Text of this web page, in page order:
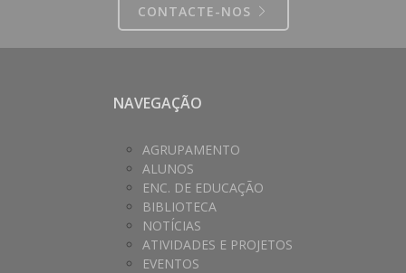
CONTACTE-NOS
NAVEGAÇÃO
AGRUPAMENTO
ALUNOS
ENC. DE EDUCAÇÃO
BIBLIOTECA
NOTÍCIAS
ATIVIDADES E PROJETOS
EVENTOS